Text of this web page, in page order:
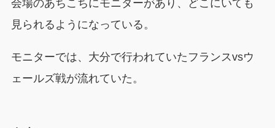
会場のあちこちにモニターがあり、どこにいても
見られるようになっている。
モニターでは、大分で行われていたフランスvsウ
ェールズ戦が流れていた。